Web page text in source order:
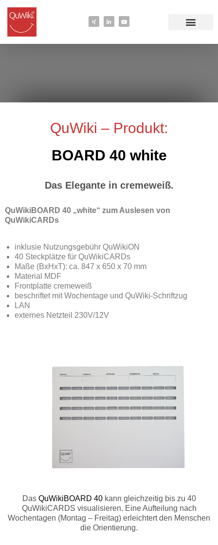
QuWiki – Produkt:
BOARD 40 white
Das Elegante in cremeweiß.
QuWikiBOARD 40 „white“ zum Auslesen von
QuWikiCARDs
inklusie Nutzungsgebühr QuWikiON
40 Steckplätze für QuWikiCARDs
Maße (BxHxT): ca. 847 x 650 x 70 mm
Material MDF
Frontplatte cremeweiß
beschriftet mit Wochentage und QuWiki-Schriftzug
LAN
externes Netzteil 230V/12V
Das QuWikiBOARD 40kann gleichzeitig bis zu 40
QuWikiCARDS visualisieren. Eine Aufteilung nach
Wochentagen (Montag – Freitag) erleichtert den Menschen
die Orientierung.